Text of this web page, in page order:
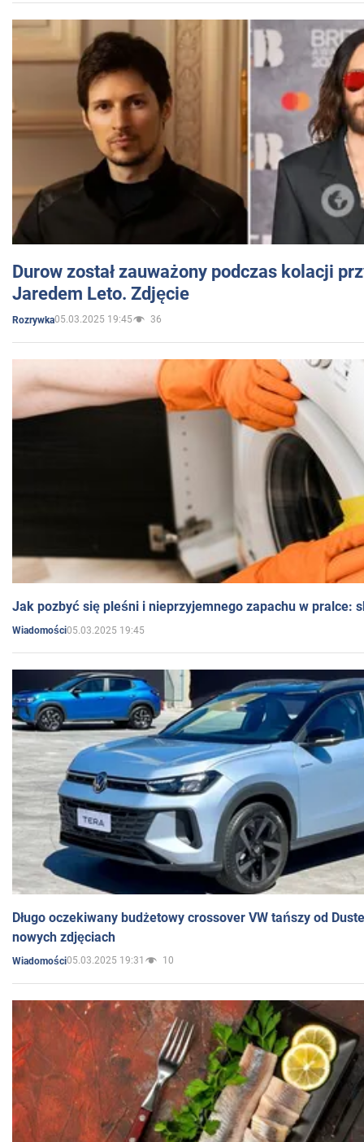
Durow został zauważony podczas kolacji
Jaredem Leto. Zdjęcie
Rozrywka05.03.2025 19:45 36
Jak pozbyć się pleśni i nieprzyjemnego zapachu w pralce:
Wiadomości05.03.2025 19:45
Długo oczekiwany budżetowy crossover VW tańszy od
nowych zdjęciach
Wiadomości05.03.2025 19:31 10